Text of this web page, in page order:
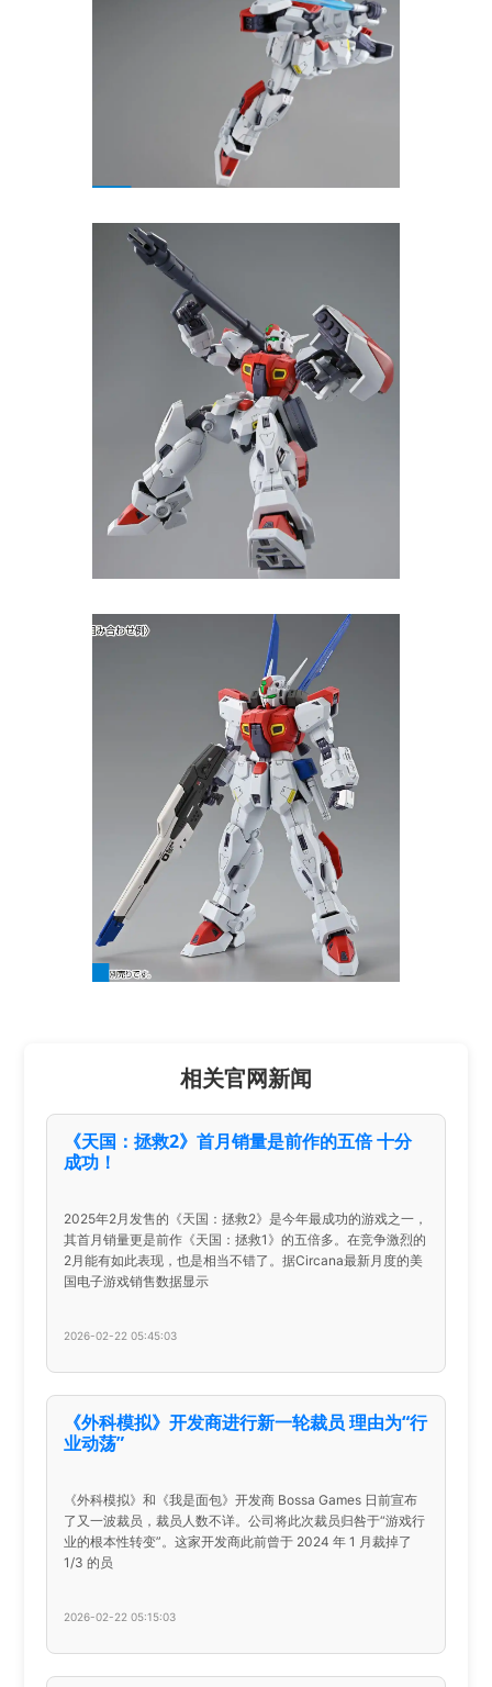
相关官网新闻
《天国：拯救2》首月销量是前作的五倍 十分
成功！
2025年2月发售的《天国：拯救2》是今年最成功的游戏之一，
其首月销量更是前作《天国：拯救1》的五倍多。在竞争激烈的
2月能有如此表现，也是相当不错了。据Circana最新月度的美
国电子游戏销售数据显示
2026-02-22 05:45:03
《外科模拟》开发商进行新一轮裁员 理由为“行
业动荡”
《外科模拟》和《我是面包》开发商 Bossa Games 日前宣布
了又一波裁员，裁员人数不详。公司将此次裁员归咎于“游戏行
业的根本性转变”。这家开发商此前曾于 2024 年 1 月裁掉了
1/3 的员
2026-02-22 05:15:03